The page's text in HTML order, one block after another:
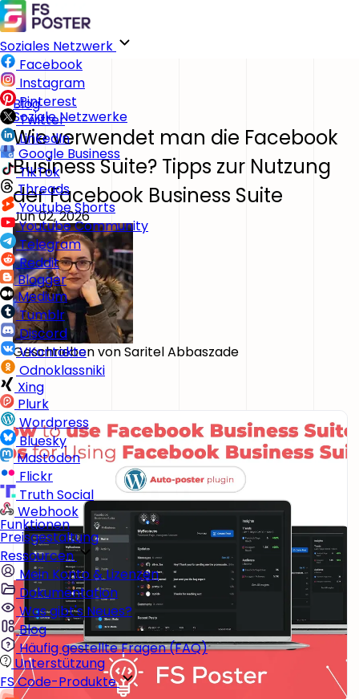
Soziales Netzwerk
Facebook
Instagram
Pinterest
Twitter
LinkedIn
Google Business
TikTok
Threads
Youtube Shorts
Youtube Community
Telegram
Reddit
Blogger
Medium
Tumblr
Discord
VKontakte
Odnoklassniki
Xing
Plurk
Wordpress
Bluesky
Mastodon
Flickr
Truth Social
Webhook
Funktionen
Preisgestaltung
Ressourcen
Mein Konto & Lizenzen
Dokumentation
Was gibt's Neues?
Blog
Häufig gestellte Fragen (FAQ)
Unterstützung
FS Code-Produkte
Blog
Soziale Netzwerke
Wie verwendet man die Facebook
Business Suite? Tipps zur Nutzung
der Facebook Business Suite
Jun 02, 2026
Geschrieben vonSaritel Abbaszade